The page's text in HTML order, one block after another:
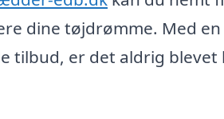
dine tøjdrømme. Med
tilbud, er det aldrig